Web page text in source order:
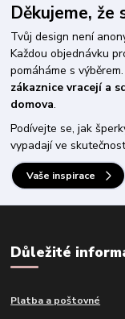
Děkujeme,
Tvůj design není
Každou objednávku
pomáháme s
zákaznice vracejí a
domova.
Podívejte se, jak
vypadají ve
Vaše inspirace
Důležité
Platba a poštovné